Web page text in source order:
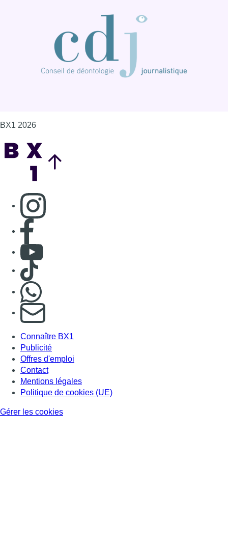
BX1 2026
Consulter page Instagram
Consulter page Facebook
Consulter Youtube
Consulter TikTok
S'abonner à notre newsletter
Connaître BX1
Publicité
Offres d'emploi
Contact
Mentions légales
Politique de cookies (UE)
Gérer les cookies